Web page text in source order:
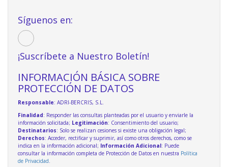
Síguenos en:
¡Suscríbete a Nuestro Boletín!
INFORMACIÓN BÁSICA SOBRE
PROTECCIÓN DE DATOS
Responsable: ADRI-BERCRIS, S.L.
Finalidad: Responder las consultas planteadas por el usuario y enviarle la
información solicitada; Legitimación: Consentimiento del usuario;
Destinatarios: Solo se realizan cesiones si existe una obligación legal;
Derechos: Acceder, rectificar y suprimir, así como otros derechos, como se
indica en la información adicional; Información Adicional: Puede
consultar la información completa de Protección de Datos en nuestra Política
de Privacidad